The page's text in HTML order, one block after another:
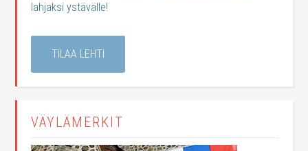
lahjaksi ystävälle!
TILAA LEHTI
VÄYLÄMERKIT